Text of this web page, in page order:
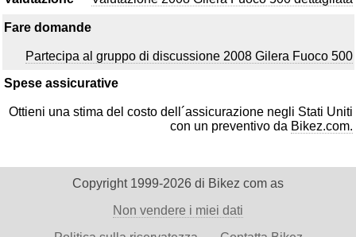
Fare domande
Partecipa al gruppo di discussione 2008 Gilera Fuoco 500
Spese assicurative
Ottieni una stima del costo dell´assicurazione negli Stati Uniti
con un preventivo da Bikez.com.
Copyright 1999-2026 di Bikez com as
Non vendere i miei dati